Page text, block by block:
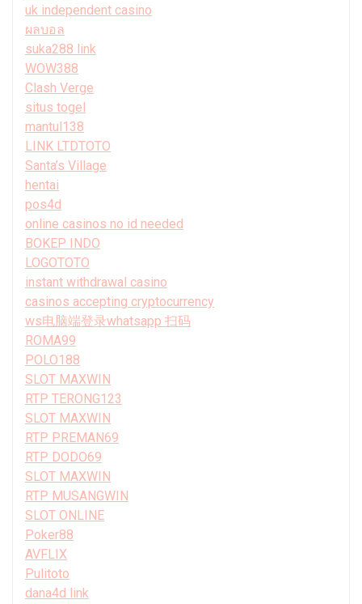
uk independent casino
ผลบอล
suka288 link
WOW388
Clash Verge
situs togel
mantul138
LINK LTDTOTO
Santa’s Village
hentai
pos4d
online casinos no id needed
BOKEP INDO
LOGOTOTO
instant withdrawal casino
casinos accepting cryptocurrency
ws电脑端登录whatsapp 扫码
ROMA99
POLO188
SLOT MAXWIN
RTP TERONG123
SLOT MAXWIN
RTP PREMAN69
RTP DODO69
SLOT MAXWIN
RTP MUSANGWIN
SLOT ONLINE
Poker88
AVFLIX
Pulitoto
dana4d link